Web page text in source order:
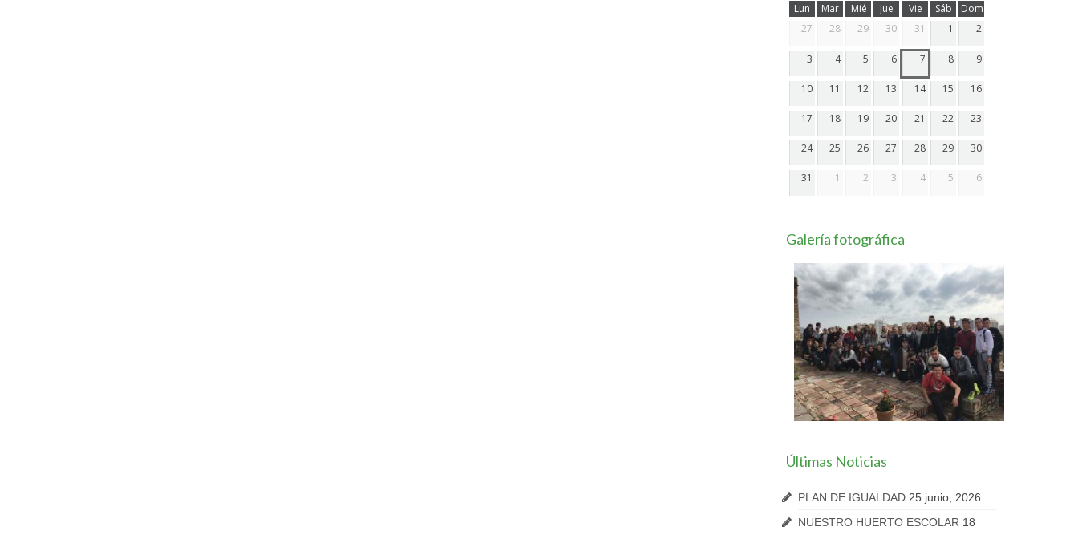
Lun Mar Mié Jue Vie Sáb
Dom
27
28 29 30 31 1 2
3 4 5 6 7 8 9
10 11 12 13 14 15 16
17 18 19 20 21 22 23
24 25 26 27 28 29 30
31 1 2 3 4 5 6
Galería fotográfica
Últimas Noticias
PLAN DE IGUALDAD 25 junio, 2026
NUESTRO HUERTO ESCOLAR 18